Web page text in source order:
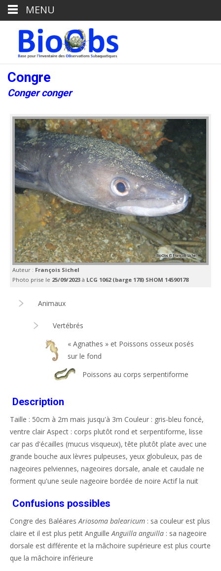
Congre
Conger conger
Auteur : François Sichel
Photo prise le 25/09/2023 à LCG 1062 (barge 178) SHOM 14590178
Animaux
Vertébrés
« Agnathes » et Poissons osseux posés
sur le fond
Poissons au corps serpentiforme
Description
Taille : 50cm à 2m mais jusqu'à 3m Couleur : gris-bleu foncé,
ventre clair Aspect : corps plutôt rond et serpentiforme, lisse
car pas d'écailles (mucus visqueux), tête plutôt plate avec une
grande bouche aux lèvres pulpeuses, yeux globuleux, pas de
nageoires pelviennes, nageoires dorsale, anale et caudale ne
forment qu'une seule nageoire bordée de noire Actif la nuit
Confusions possibles
Congre des BaléaresAriosoma balearicum : sa couleur est plus
claire et il est plus petit AnguilleAnguilla anguilla : sa nageoire
dorsale est différente et la mâchoire supérieure est plus courte
que la mâchoire inférieure
MENU